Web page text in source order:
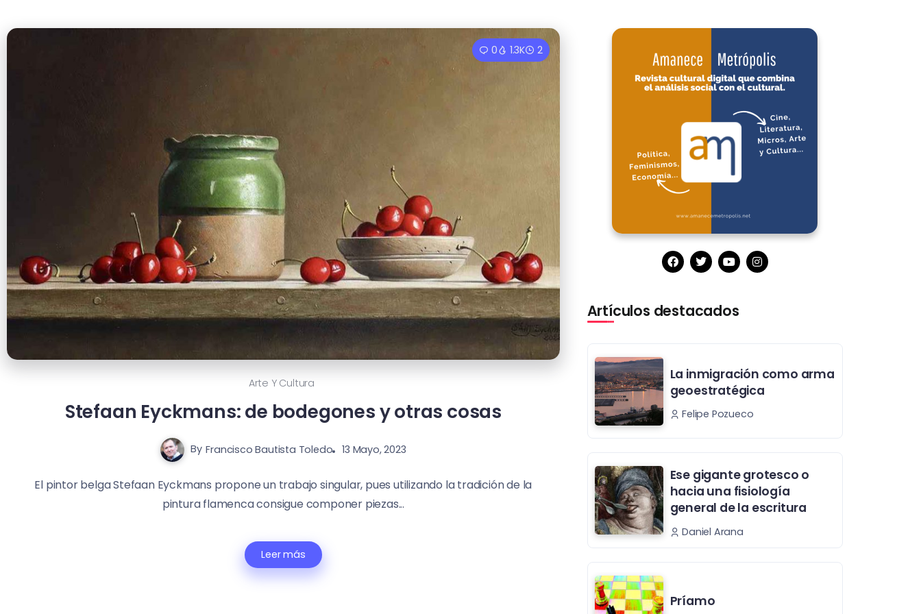
0 1.3K 2
Arte Y Cultura
Stefaan Eyckmans: de bodegones y otras cosas
By Francisco Bautista Toledo 13 Mayo, 2023
El pintor belga Stefaan Eyckmans propone un trabajo singular, pues utilizando la tradición de la
pintura flamenca consigue componer piezas...
Leer más
Artículos destacados
La inmigración como arma
geoestratégica
Felipe Pozueco
Ese gigante grotesco o
hacia una fisiología
general de la escritura
Daniel Arana
Príamo